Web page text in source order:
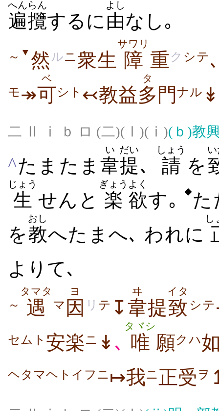
遍攬
へんらん
するに由
よし
なし｡
～ ▼ 然 ルニ衆生 障
サワリ
重 ク シテ
モ↠可
ベ
シト ↢教益多
タ
門 ナル
二 Ⅱ ⅰ ｂ ロ (二)(Ⅰ)(ⅰ)(ｂ)教
^たまたま 韋
い
提
だい
､ 請
しょう
を
生
じょう
せんと 楽
ぎょう
欲
よく
す｡ ◆た
を教
おし
へたまへ､ われに
し
よりて､
～ 遇
タマタ
マ 因
ヨ
リ テ ↧韋
ヰ
提致
イタ
シテ
セムト 安楽 ニ ↡ ､ 唯
タヾシ
願クハ
ヘタマヘトイフニ ↦我 ニ 正受 ヲ